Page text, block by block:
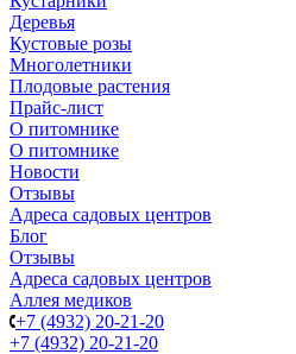
Деревья
Кустовые розы
Многолетники
Плодовые растения
Прайс-лист
О питомнике
О питомнике
Новости
Отзывы
Адреса садовых центров
Блог
Отзывы
Адреса садовых центров
Аллея медиков
+7 (4932) 20-21-20
+7 (4932) 20-21-20